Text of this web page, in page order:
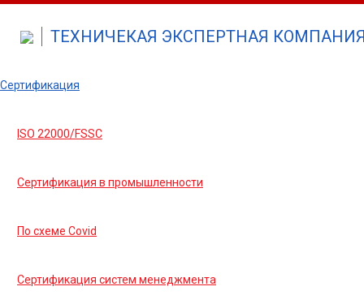
ТЕХНИЧЕКАЯ ЭКСПЕРТНАЯ КОМПАНИЯ
Сертификация
ISO 22000/FSSC
Сертификация в промышленности
По схеме Covid
Сертификация систем менеджмента